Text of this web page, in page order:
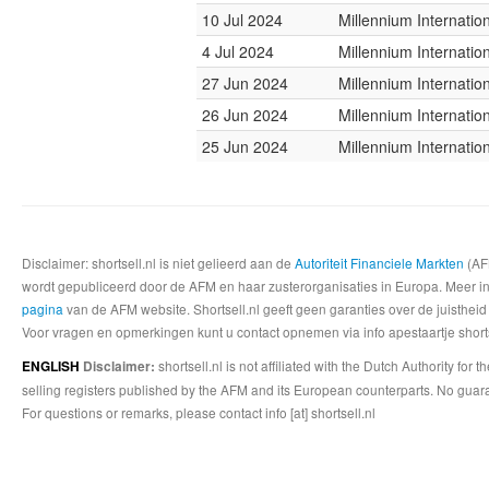
10 Jul 2024
Millennium
4 Jul 2024
Millennium
27 Jun 2024
Millennium
26 Jun 2024
Millennium
25 Jun 2024
Millennium
Disclaimer: shortsell.nl is niet gelieerd aan de Autoriteit Financiele Markten
wordt gepubliceerd door de AFM en haar zusterorganisaties in Europa.
pagina van de AFM website. Shortsell.nl geeft geen garanties over de
Voor vragen en opmerkingen kunt u contact opnemen via info apestaartje
ENGLISH Disclaimer: shortsell.nl is not affiliated with the Dutch Authority for
selling registers published by the AFM and its European counterparts. No
For questions or remarks, please contact info [at] shortsell.nl